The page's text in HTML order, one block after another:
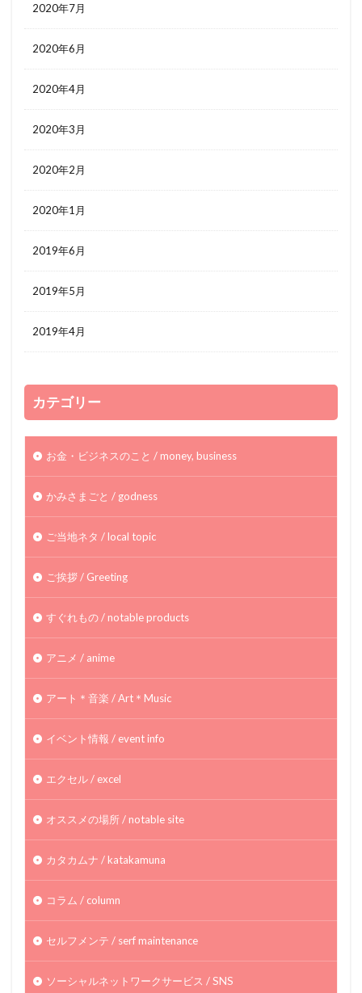
2020年7月
2020年6月
2020年4月
2020年3月
2020年2月
2020年1月
2019年6月
2019年5月
2019年4月
カテゴリー
お金・ビジネスのこと / money, business
かみさまごと / godness
ご当地ネタ / local topic
ご挨拶 / Greeting
すぐれもの / notable products
アニメ / anime
アート＊音楽 / Art＊Music
イベント情報 / event info
エクセル / excel
オススメの場所 / notable site
カタカムナ / katakamuna
コラム / column
セルフメンテ / serf maintenance
ソーシャルネットワークサービス / SNS